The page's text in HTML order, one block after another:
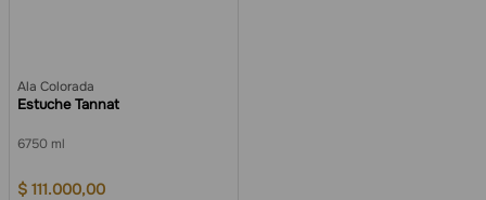
Ala Colorada
Estuche Tannat
6750 ml
$ 111.000,00